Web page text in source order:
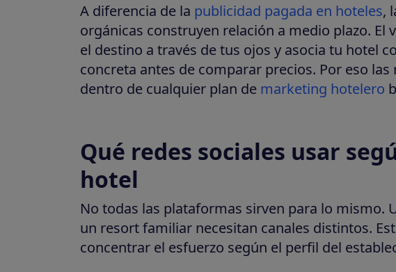
A diferencia de la publicidad pagada en hoteles,
orgánicas construyen relación a medio plazo. El
el destino a través de tus ojos y asocia tu hotel
concreta antes de comparar precios. Por eso las
dentro de cualquier plan de marketing hotelero
Qué redes sociales usar
hotel
No todas las plataformas sirven para lo mismo.
un resort familiar necesitan canales distintos.
concentrar el esfuerzo según el perfil del